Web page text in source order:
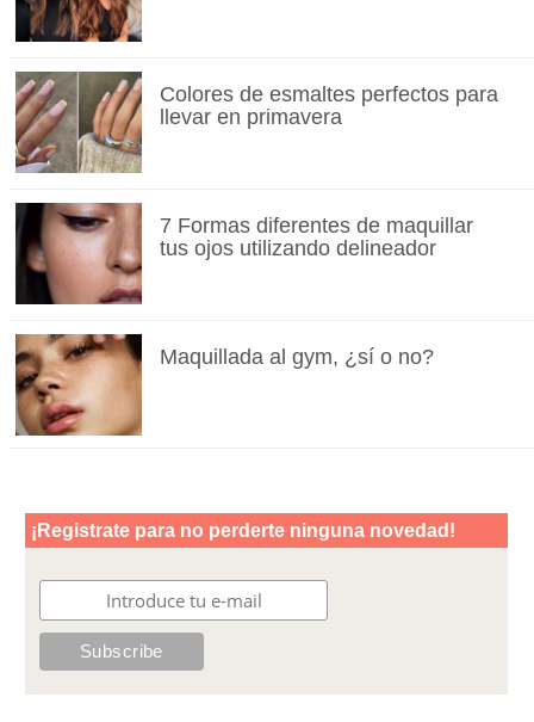
Colores de esmaltes perfectos para
llevar en primavera
7 Formas diferentes de maquillar
tus ojos utilizando delineador
Maquillada al gym, ¿sí o no?